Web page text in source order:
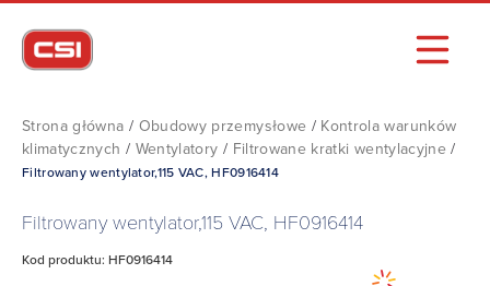
Strona główna / Obudowy przemysłowe / Kontrola warunków
klimatycznych / Wentylatory / Filtrowane kratki wentylacyjne /
Filtrowany wentylator,115 VAC, HF0916414
Filtrowany wentylator,115 VAC, HF0916414
Kod produktu: HF0916414